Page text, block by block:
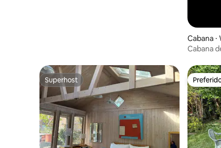
Cabana
Cabana
Superhost
Superhost